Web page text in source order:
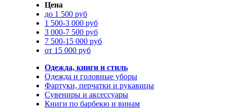
Цена
до 1 500 руб
1 500-3 000 руб
3 000-7 500 руб
7 500-15 000 руб
от 15 000 руб
Одежда, книги и стиль
Одежда и головные уборы
Фартуки, перчатки и рукавицы
Сувениры и аксессуары
Книги по барбекю и винам